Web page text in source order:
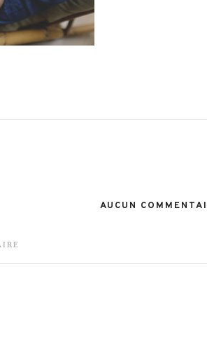
AUCUN